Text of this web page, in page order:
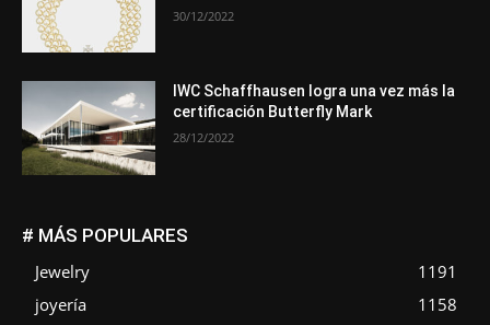
30/12/2022
IWC Schaffhausen logra una vez más la
certificación Butterfly Mark
28/12/2022
# MÁS POPULARES
Jewelry
1191
joyería
1158